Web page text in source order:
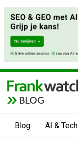
BLOG
Blog AI & Tech